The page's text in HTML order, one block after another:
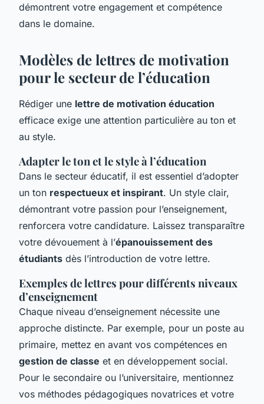
démontrent votre engagement et compétence
dans le domaine.
Modèles de lettres de motivation
pour le secteur de l’éducation
Rédiger une lettre de motivation éducation
efficace exige une attention particulière au ton et
au style.
Adapter le ton et le style à l’éducation
Dans le secteur éducatif, il est essentiel d’adopter
un ton respectueux et inspirant. Un style clair,
démontrant votre passion pour l’enseignement,
renforcera votre candidature. Laissez transparaître
votre dévouement à l’épanouissement des
étudiants dès l’introduction de votre lettre.
Exemples de lettres pour différents niveaux
d’enseignement
Chaque niveau d’enseignement nécessite une
approche distincte. Par exemple, pour un poste au
primaire, mettez en avant vos compétences en
gestion de classe et en développement social.
Pour le secondaire ou l’universitaire, mentionnez
vos méthodes pédagogiques novatrices et votre